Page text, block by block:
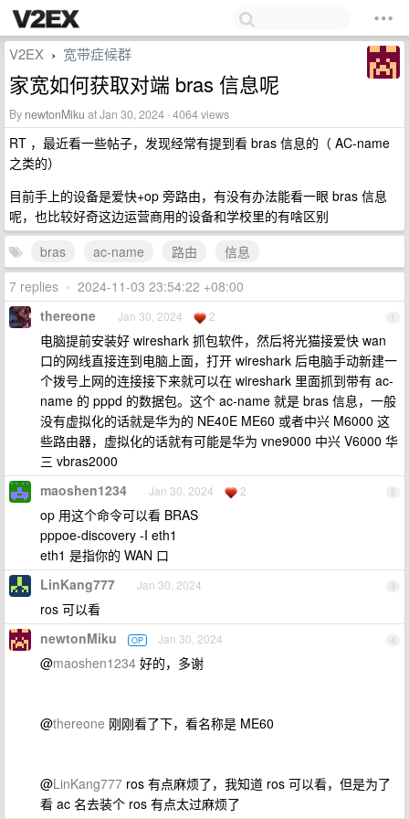
V2EX › 宽带症候群
家宽如何获取对端 bras 信息呢
By newtonMiku at Jan 30, 2024 · 4064 views
RT ，最近看一些帖子，发现经常有提到看 bras 信息的（ AC-name
之类的）
目前手上的设备是爱快+op 旁路由，有没有办法能看一眼 bras 信息
呢，也比较好奇这边运营商用的设备和学校里的有啥区别
bras
ac-name 路由
信息
7 replies • 2024-11-03 23:54:22 +08:00
1
thereone Jan 30, 2024 2
电脑提前安装好 wireshark 抓包软件，然后将光猫接爱快 wan
口的网线直接连到电脑上面，打开 wireshark 后电脑手动新建一
个拨号上网的连接接下来就可以在 wireshark 里面抓到带有 ac-
name 的 pppd 的数据包。这个 ac-name 就是 bras 信息，一般
没有虚拟化的话就是华为的 NE40E ME60 或者中兴 M6000 这
些路由器，虚拟化的话就有可能是华为 vne9000 中兴 V6000 华
三 vbras2000
2
maoshen1234 Jan 30, 2024 2
op 用这个命令可以看 BRAS
pppoe-discovery -I eth1
eth1 是指你的 WAN 口
3
LinKang777 Jan 30, 2024
ros 可以看
4
newtonMiku OP Jan 30, 2024
@maoshen1234 好的，多谢
@thereone 刚刚看了下，看名称是 ME60
@LinKang777 ros 有点麻烦了，我知道 ros 可以看，但是为了
看 ac 名去装个 ros 有点太过麻烦了